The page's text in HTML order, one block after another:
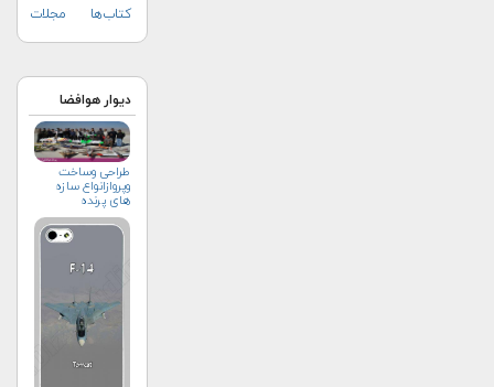
کتاب‌ها
مجلات
دیوار هوافضا
طراحی وساخت
وپروازانواع سازه
های پرنده